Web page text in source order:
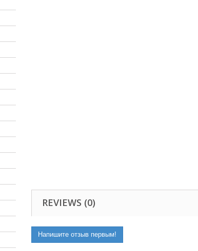
REVIEWS (0)
Напишите отзыв первым!